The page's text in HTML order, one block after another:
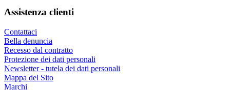
Assistenza clienti
Contattaci
Bella denuncia
Recesso dal contratto
Protezione dei dati personali
Newsletter - tutela dei dati personali
Mappa del Sito
Marchi